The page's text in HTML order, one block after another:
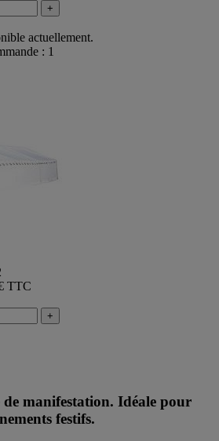
+
actuellement.
: 1
TTC
+
manifestation. Idéale pour
festifs.